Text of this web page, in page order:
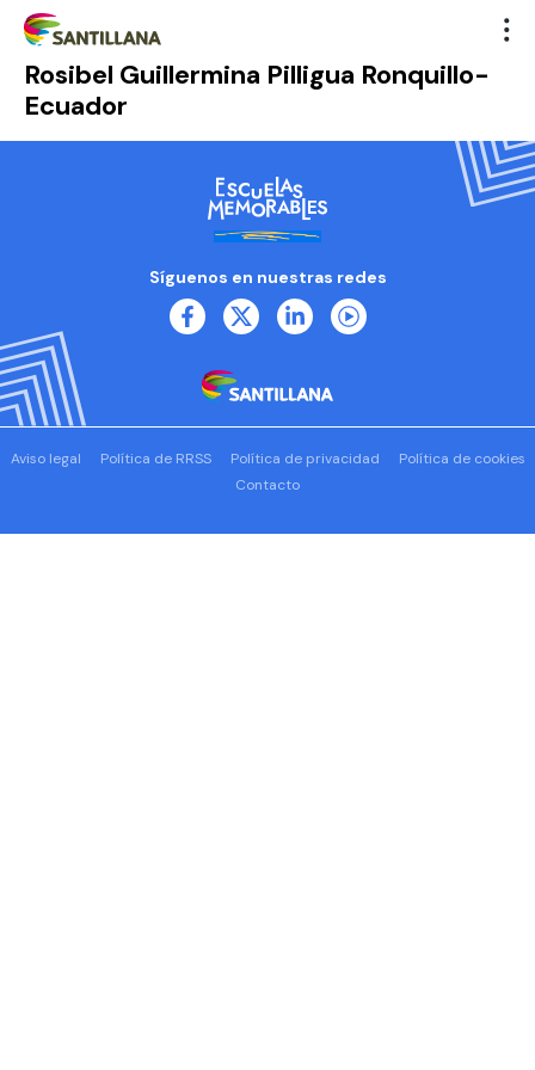
Rosibel Guillermina Pilligua Ronquillo-
Ecuador
Síguenos en nuestras redes
Aviso legal Política de RRSS Política de privacidad
Política de cookies
Contacto